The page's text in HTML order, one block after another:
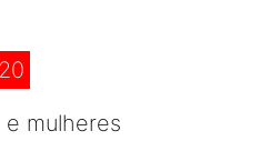
e mulheres